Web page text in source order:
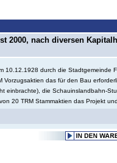
2000, nach diversen
10.12.1928 durch die Stadtgemeinde
Vorzugsaktien das für den Bau
einbrachte), die Schauinslandbahn-
20 TRM Stammaktien das Projekt